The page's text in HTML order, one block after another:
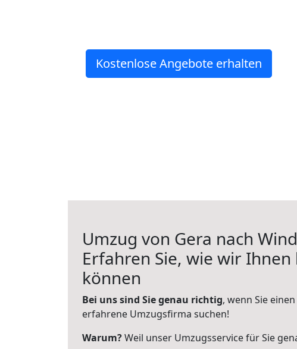
Kostenlose Angebote erhalten
Umzug von Gera nach
Erfahren Sie, wie wir Ihnen
können
Bei uns sind Sie genau richtig, wenn Sie
erfahrene Umzugsfirma suchen!
Warum?Weil unser Umzugsservice für Sie